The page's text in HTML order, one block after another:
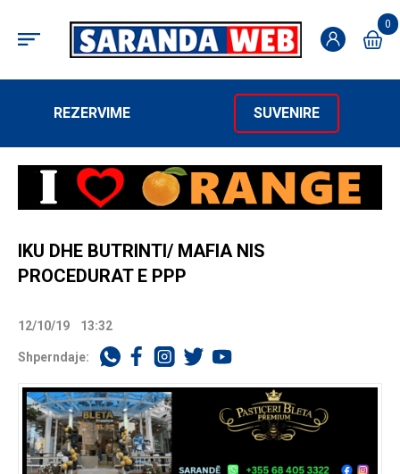
0
REZERVIME SUVENIRE
IKU DHE BUTRINTI/ MAFIA NIS
PROCEDURAT E PPP
12/10/19 13:32
Shperndaje: